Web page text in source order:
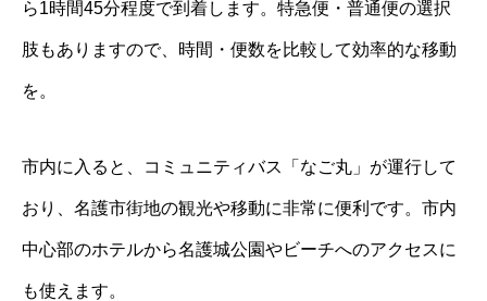
ら1時間45分程度で到着します。特急便・普通便の選択
肢もありますので、時間・便数を比較して効率的な移動
を。
市内に入ると、コミュニティバス「なご丸」が運行して
おり、名護市街地の観光や移動に非常に便利です。市内
中心部のホテルから名護城公園やビーチへのアクセスに
も使えます。